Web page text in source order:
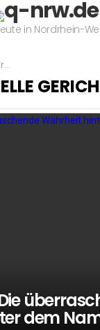
in Nordrhein-
dem